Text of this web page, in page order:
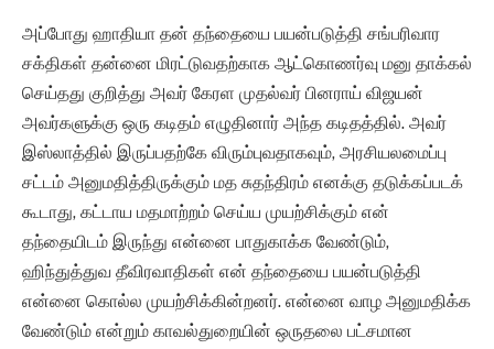
அப்போது ஹாதியா தன் தந்தையை பயன்படுத்தி சங்பரிவார
சக்திகள் தன்னை மிரட்டுவதற்காக ஆட்கொணர்வு மனு தாக்கல்
செய்தது குறித்து அவர் கேரள முதல்வர் பினராய் விஜயன்
அவர்களுக்கு ஒரு கடிதம் எழுதினார் அந்த கடிதத்தில். அவர்
இஸ்லாத்தில் இருப்பதற்கே விரும்புவதாகவும், அரசியலமைப்பு
சட்டம் அனுமதித்திருக்கும் மத சுதந்திரம் எனக்கு தடுக்கப்படக்
கூடாது, கட்டாய மதமாற்றம் செய்ய முயற்சிக்கும் என்
தந்தையிடம் இருந்து என்னை பாதுகாக்க வேண்டும்,
ஹிந்துத்துவ தீவிரவாதிகள் என் தந்தையை பயன்படுத்தி
என்னை கொல்ல முயற்சிக்கின்றனர். என்னை வாழ அனுமதிக்க
வேண்டும் என்றும் காவல்துறையின் ஒருதலை பட்சமான